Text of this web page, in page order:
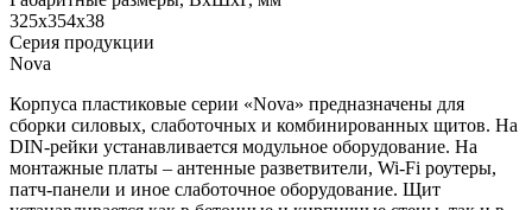
325x354x38
Серия продукции
Nova
Корпуса пластиковые серии «Nova» предназначены для
сборки силовых, слаботочных и комбинированных щитов. На
DIN-рейки устанавливается модульное оборудование. На
монтажные платы – антенные разветвители, Wi-Fi роутеры,
патч-панели и иное слаботочное оборудование. Щит